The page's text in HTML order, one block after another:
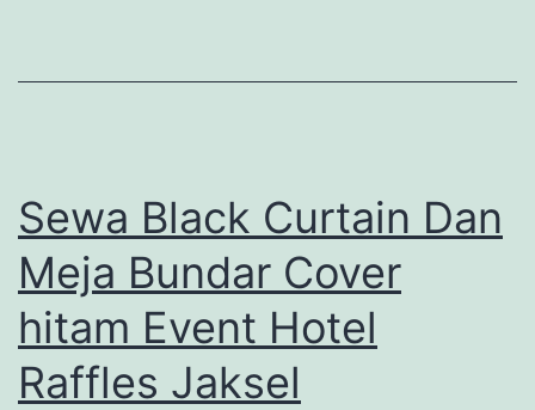
Sewa Black Curtain Dan
Meja Bundar Cover
hitam Event Hotel
Raffles Jaksel